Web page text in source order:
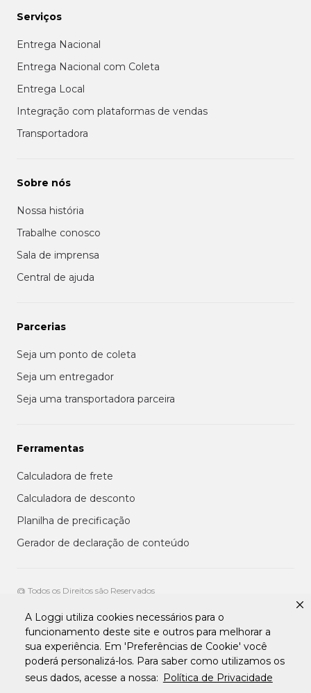
A Loggi utiliza cookies necessários para o
funcionamento deste site e outros para melhorar a
sua experiência. Em 'Preferências de Cookie' você
poderá personalizá-los. Para saber como utilizamos os
seus dados, acesse a nossa: Política de Privacidade
Serviços
Entrega Nacional
Entrega Nacional com Coleta
Entrega Local
Integração com plataformas de vendas
Transportadora
Sobre nós
Nossa história
Trabalhe conosco
Sala de imprensa
Central de ajuda
Parcerias
Seja um ponto de coleta
Seja um entregador
Seja uma transportadora parceira
Ferramentas
Calculadora de frete
Calculadora de desconto
Planilha de precificação
Gerador de declaração de conteúdo
@ Todos os Direitos são Reservados
Aviso de privacidade aos clientes
Termos de uso para entregadores
Termos e condições de uso da plataforma transportadora Loggi
Termos e Condições de Uso de Clientes
Tratamento de Dados pessoais Para Fornecedores